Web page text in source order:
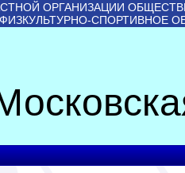
ОРГАНИЗАЦИИ
СПОРТИВНОЕ